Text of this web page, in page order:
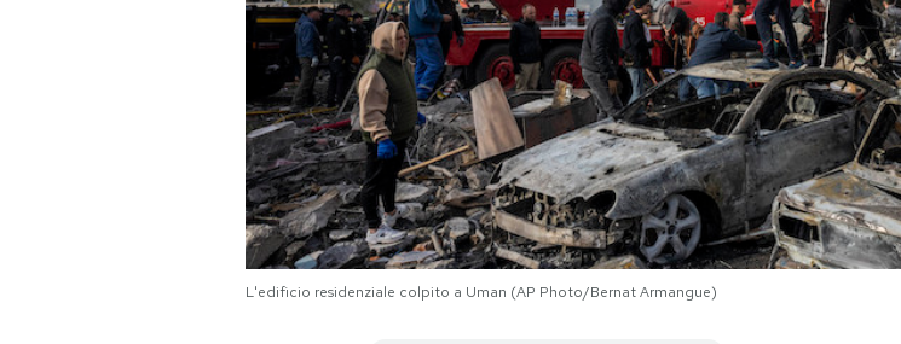
AREA PERSONALE
L'edificio residenziale colpito a Uman (AP Photo/Bernat Armangue)